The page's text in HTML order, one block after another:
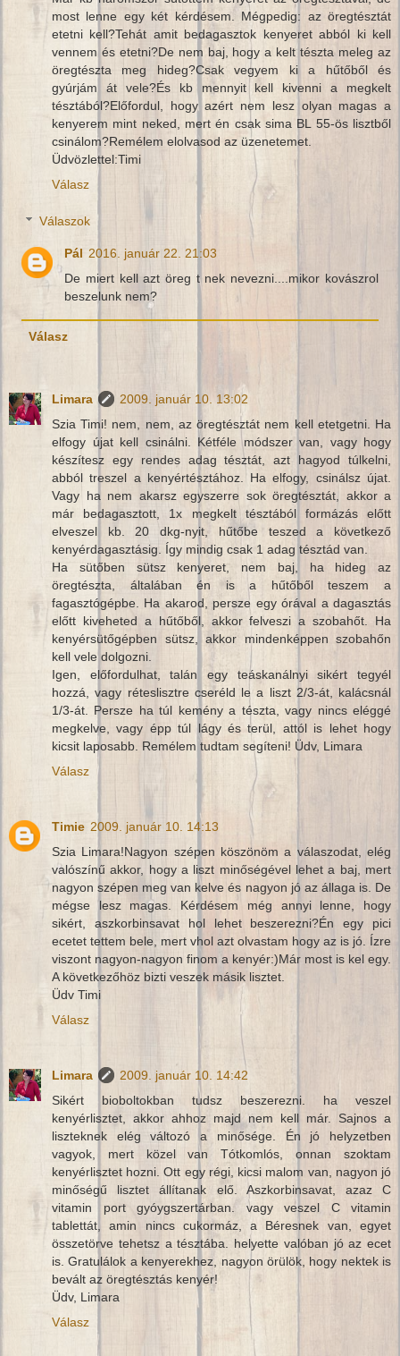
most lenne egy két kérdésem. Mégpedig: az öregtésztát
etetni kell?Tehát amit bedagasztok kenyeret abból ki kell
vennem és etetni?De nem baj, hogy a kelt tészta meleg az
öregtészta meg hideg?Csak vegyem ki a hűtőből és
gyúrjám át vele?És kb mennyit kell kivenni a megkelt
tésztából?Előfordul, hogy azért nem lesz olyan magas a
kenyerem mint neked, mert én csak sima BL 55-ös lisztből
csinálom?Remélem elolvasod az üzenetemet.
Üdvözlettel:Timi
Válasz
Válaszok
Pál 2016. január 22. 21:03
De miert kell azt öreg t nek nevezni....mikor kovászrol
beszelunk nem?
Válasz
Limara
2009. január 10. 13:02
Szia Timi! nem, nem, az öregtésztát nem kell etetgetni. Ha
elfogy újat kell csinálni. Kétféle módszer van, vagy hogy
készítesz egy rendes adag tésztát, azt hagyod túlkelni,
abból treszel a kenyértésztához. Ha elfogy, csinálsz újat.
Vagy ha nem akarsz egyszerre sok öregtésztát, akkor a
már bedagasztott, 1x megkelt tésztából formázás előtt
elveszel kb. 20 dkg-nyit, hűtőbe teszed a következő
kenyérdagasztásig. Így mindig csak 1 adag tésztád van.
Ha sütőben sütsz kenyeret, nem baj, ha hideg az
öregtészta, általában én is a hűtőből teszem a
fagasztógépbe. Ha akarod, persze egy órával a dagasztás
előtt kiveheted a hűtőből, akkor felveszi a szobahőt. Ha
kenyérsütőgépben sütsz, akkor mindenképpen szobahőn
kell vele dolgozni.
Igen, előfordulhat, talán egy teáskanálnyi sikért tegyél
hozzá, vagy réteslisztre cseréld le a liszt 2/3-át, kalácsnál
1/3-át. Persze ha túl kemény a tészta, vagy nincs eléggé
megkelve, vagy épp túl lágy és terül, attól is lehet hogy
kicsit laposabb. Remélem tudtam segíteni! Üdv, Limara
Válasz
Timie 2009. január 10. 14:13
Szia Limara!Nagyon szépen köszönöm a válaszodat, elég
valószínű akkor, hogy a liszt minőségével lehet a baj, mert
nagyon szépen meg van kelve és nagyon jó az állaga is. De
mégse lesz magas. Kérdésem még annyi lenne, hogy
sikért, aszkorbinsavat hol lehet beszerezni?Én egy pici
ecetet tettem bele, mert vhol azt olvastam hogy az is jó. Ízre
viszont nagyon-nagyon finom a kenyér:)Már most is kel egy.
A következőhöz bizti veszek másik lisztet.
Üdv Timi
Válasz
Limara
2009. január 10. 14:42
Sikért bioboltokban tudsz beszerezni. ha veszel
kenyérlisztet, akkor ahhoz majd nem kell már. Sajnos a
liszteknek elég változó a minősége. Én jó helyzetben
vagyok, mert közel van Tótkomlós, onnan szoktam
kenyérlisztet hozni. Ott egy régi, kicsi malom van, nagyon jó
minőségű lisztet állítanak elő. Aszkorbinsavat, azaz C
vitamin port gyóygszertárban. vagy veszel C vitamin
tablettát, amin nincs cukormáz, a Béresnek van, egyet
összetörve tehetsz a tésztába. helyette valóban jó az ecet
is. Gratulálok a kenyerekhez, nagyon örülök, hogy nektek is
bevált az öregtésztás kenyér!
Üdv, Limara
Válasz